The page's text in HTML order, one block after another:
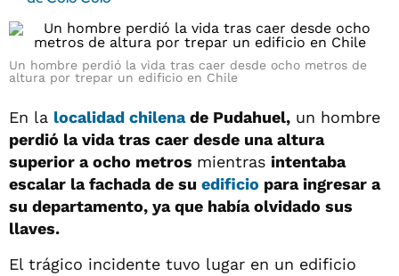
Un hombre perdió la vida tras caer desde ocho metros de
altura por trepar un edificio en Chile
En la localidad chilenade Pudahuel, un hombre
perdió la vida tras caer desde una altura
superior a ocho metros mientras intentaba
escalar la fachada de su edificio para ingresar a
su departamento, ya que había olvidado sus
llaves.
El trágico incidente tuvo lugar en un edificio